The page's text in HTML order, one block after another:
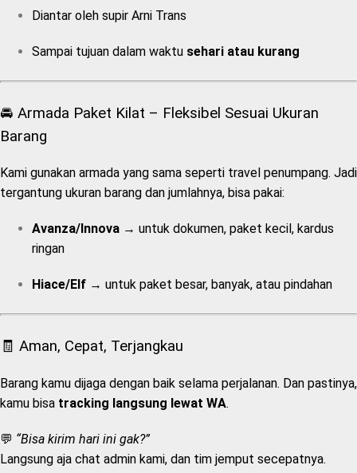
Diantar oleh supir Arni Trans
Sampai tujuan dalam waktu sehari atau kurang
🚘 Armada Paket Kilat – Fleksibel Sesuai Ukuran
Barang
Kami gunakan armada yang sama seperti travel penumpang. Jadi
tergantung ukuran barang dan jumlahnya, bisa pakai:
Avanza/Innova → untuk dokumen, paket kecil, kardus
ringan
Hiace/Elf → untuk paket besar, banyak, atau pindahan
🧾 Aman, Cepat, Terjangkau
Barang kamu dijaga dengan baik selama perjalanan. Dan pastinya,
kamu bisa tracking langsung lewat WA.
💬 “Bisa kirim hari ini gak?”
Langsung aja chat admin kami, dan tim jemput secepatnya.